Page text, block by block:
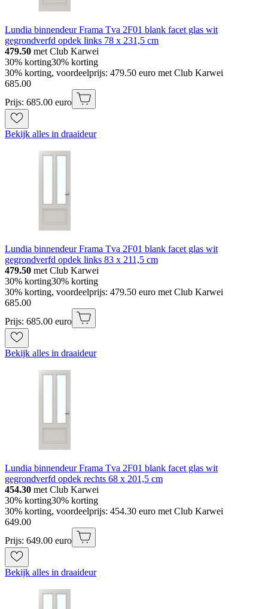
Lundia binnendeur Frama Tva 2F01 blank facet glas wit
gegrondverfd opdek links 78 x 231,5 cm
479.50 met Club Karwei
30% korting30% korting
30% korting, voordeelprijs: 479.50 euro met Club Karwei
685.00
Prijs: 685.00 euro
Bekijk alles in draaideur
Lundia binnendeur Frama Tva 2F01 blank facet glas wit
gegrondverfd opdek links 83 x 211,5 cm
479.50 met Club Karwei
30% korting30% korting
30% korting, voordeelprijs: 479.50 euro met Club Karwei
685.00
Prijs: 685.00 euro
Bekijk alles in draaideur
Lundia binnendeur Frama Tva 2F01 blank facet glas wit
gegrondverfd opdek rechts 68 x 201,5 cm
454.30 met Club Karwei
30% korting30% korting
30% korting, voordeelprijs: 454.30 euro met Club Karwei
649.00
Prijs: 649.00 euro
Bekijk alles in draaideur